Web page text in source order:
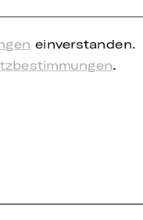
einverstanden.
.